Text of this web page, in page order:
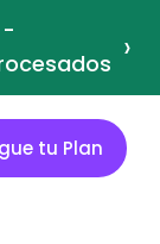
-
›
tu Plan